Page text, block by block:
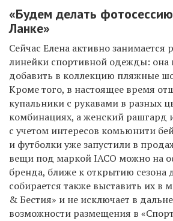
«Будем делать
Ланке»
Сейчас Елена активно
линейки спортивной одежды: она
добавить в коллекцию пляжные
Кроме того, в настоящее время
купальники с рукавами в разных
комбинациях, а женский рашгард
с учетом интересов комьюнити
и футболки уже запустили в
вещи под маркой IACO можно на
бренда, ближе к открытию сезона
собирается также выставить их в
& Бестия» и не исключает в
возможности размещения в